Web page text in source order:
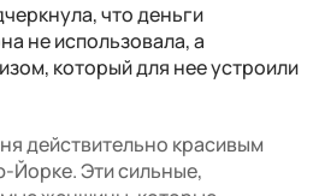
что деньги
не использовала, а
который для нее устроили
действительно красивым
Йорке. Эти сильные,